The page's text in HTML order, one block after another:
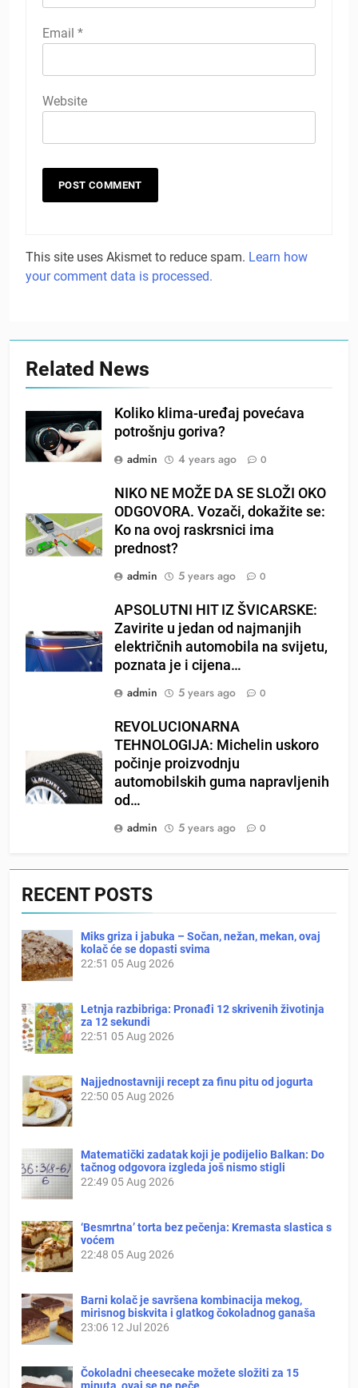
Email *
Website
This site uses Akismet to reduce spam. Learn how
your comment data is processed.
Related News
Koliko klima-uređaj povećava
potrošnju goriva?
admin
4 years ago 0
NIKO NE MOŽE DA SE SLOŽI OKO
ODGOVORA. Vozači, dokažite se:
Ko na ovoj raskrsnici ima
prednost?
admin
5 years ago 0
APSOLUTNI HIT IZ ŠVICARSKE:
Zavirite u jedan od najmanjih
električnih automobila na svijetu,
poznata je i cijena…
admin
5 years ago 0
REVOLUCIONARNA
TEHNOLOGIJA: Michelin uskoro
počinje proizvodnju
automobilskih guma napravljenih
od…
admin
5 years ago 0
RECENT POSTS
Miks griza i jabuka – Sočan, nežan, mekan, ovaj
kolač će se dopasti svima
22:51 05 Aug 2026
Letnja razbibriga: Pronađi 12 skrivenih životinja
za 12 sekundi
22:51 05 Aug 2026
Najjednostavniji recept za finu pitu od jogurta
22:50 05 Aug 2026
Matematički zadatak koji je podijelio Balkan: Do
tačnog odgovora izgleda još nismo stigli
22:49 05 Aug 2026
‘Besmrtna’ torta bez pečenja: Kremasta slastica s
voćem
22:48 05 Aug 2026
Barni kolač je savršena kombinacija mekog,
mirisnog biskvita i glatkog čokoladnog ganaša
23:06 12 Jul 2026
Čokoladni cheesecake možete složiti za 15
minuta, ovaj se ne peče